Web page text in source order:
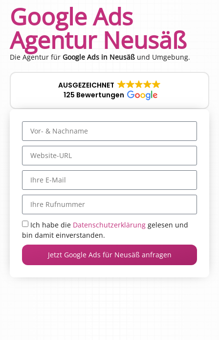
Google Ads
Agentur Neusäß
Die Agentur für Google Ads in Neusäß und Umgebung.
AUSGEZEICHNET
125 Bewertungen
Ich habe die Datenschutzerklärung gelesen und
bin damit einverstanden.
Jetzt Google Ads für Neusäß anfragen